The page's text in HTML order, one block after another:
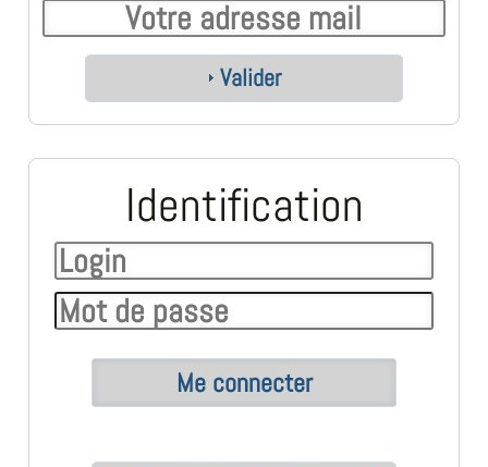
Valider
Identification